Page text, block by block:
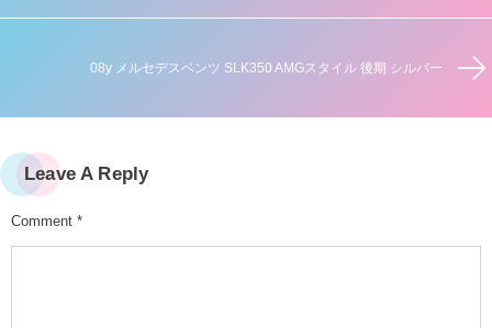
08y メルセデスベンツ SLK350 AMGスタイル 後期 シルバー
Leave A Reply
Comment *